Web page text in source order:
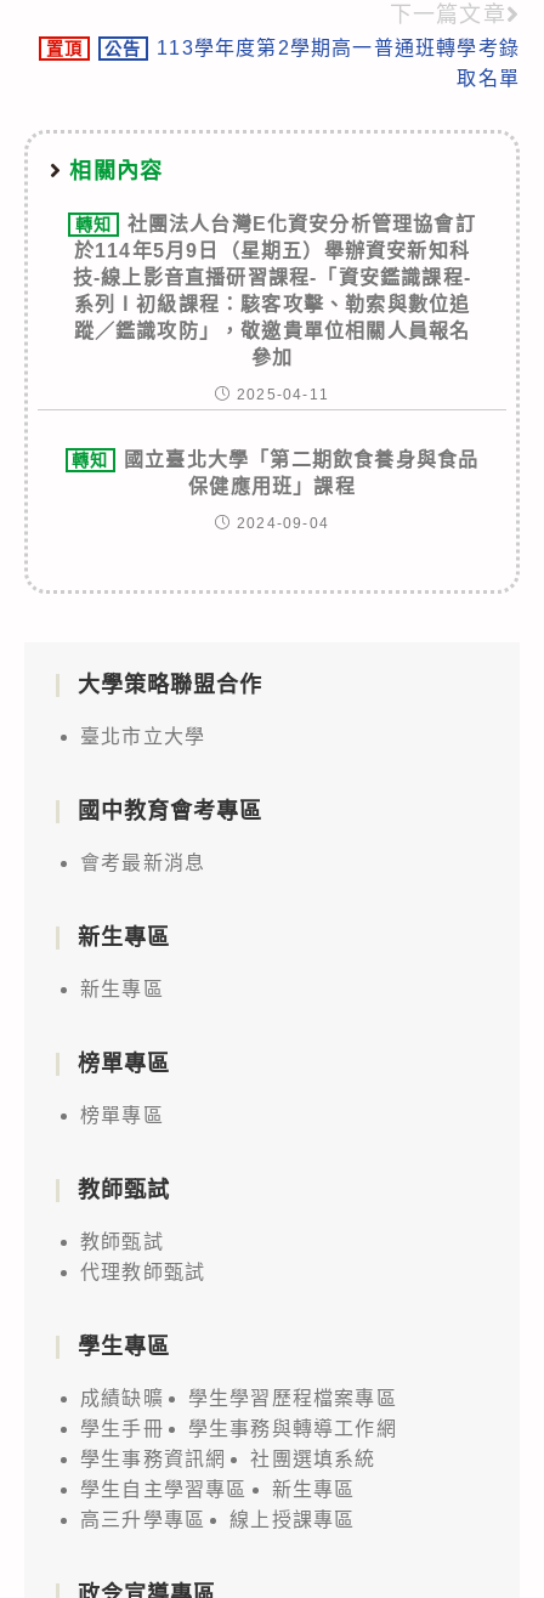
下一篇文章
置頂 公告
113學年度第2學期高一普通班轉學考錄
取名單
相關內容
轉知
社團法人台灣E化資安分析管理協會訂
於114年5月9日（星期五）舉辦資安新知科
技-線上影音直播研習課程-「資安鑑識課程-
系列Ⅰ初級課程：駭客攻擊、勒索與數位追
蹤／鑑識攻防」，敬邀貴單位相關人員報名
參加
2025-04-11
轉知
國立臺北大學「第二期飲食養身與食品
保健應用班」課程
2024-09-04
大學策略聯盟合作
臺北市立大學
國中教育會考專區
會考最新消息
新生專區
新生專區
榜單專區
榜單專區
教師甄試
教師甄試
代理教師甄試
學生專區
成績缺曠
學生學習歷程檔案專區
學生手冊
學生事務與轉導工作網
學生事務資訊網
社團選填系統
學生自主學習專區
新生專區
高三升學專區
線上授課專區